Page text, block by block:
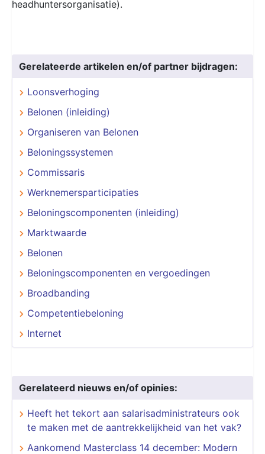
headhuntersorganisatie).
Gerelateerde artikelen en/of partner bijdragen:
Loonsverhoging
Belonen (inleiding)
Organiseren van Belonen
Beloningssystemen
Commissaris
Werknemersparticipaties
Beloningscomponenten (inleiding)
Marktwaarde
Belonen
Beloningscomponenten en vergoedingen
Broadbanding
Competentiebeloning
Internet
Gerelateerd nieuws en/of opinies:
Heeft het tekort aan salarisadministrateurs ook
te maken met de aantrekkelijkheid van het vak?
Aankomend Masterclass 14 december: Modern